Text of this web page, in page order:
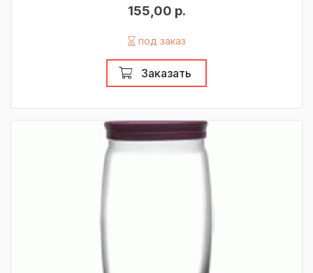
155,00 р.
под заказ
Заказать